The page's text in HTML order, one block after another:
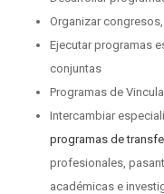
Organizar
Ejecutar programas
conjuntas
Programas de
Intercambiar
programas de
profesionales,
académicas e